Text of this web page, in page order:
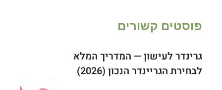
פוסטים קשורים
גרינדר לעישון — המדריך המלא
לבחירת הגריינדר הנכון (2026)